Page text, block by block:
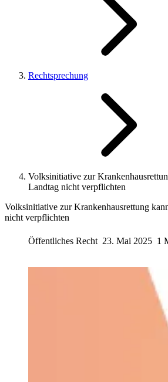
Rechtsprechung
Volksinitiative zur
Landtag nicht verpflichten
Volksinitiative zur Krankenhausrettung
nicht verpflichten
Öffentliches Recht 23. Mai 2025 1